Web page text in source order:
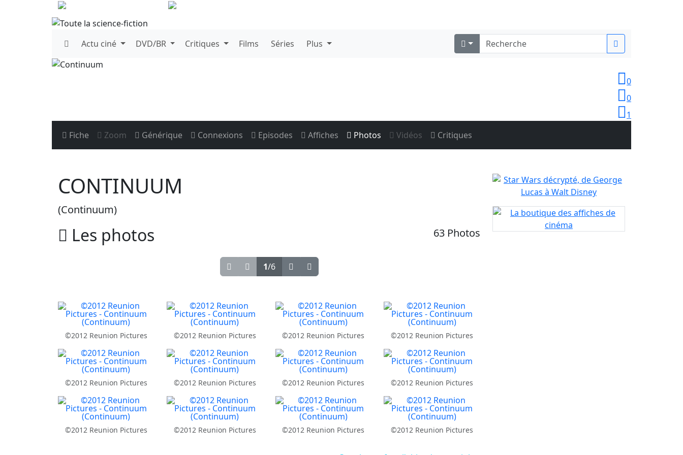
Actu ciné DVD/BR Critiques Films Séries Plus
0
0
1
Fiche
Zoom Générique Connexions Episodes Affiches Photos Vidéos Critiques
CONTINUUM
(Continuum)
Les photos 63 Photos
1/6
©2012 Reunion Pictures ©2012 Reunion Pictures ©2012 Reunion Pictures ©2012 Reunion Pictures
©2012 Reunion Pictures ©2012 Reunion Pictures ©2012 Reunion Pictures ©2012 Reunion Pictures
©2012 Reunion Pictures ©2012 Reunion Pictures ©2012 Reunion Pictures ©2012 Reunion Pictures